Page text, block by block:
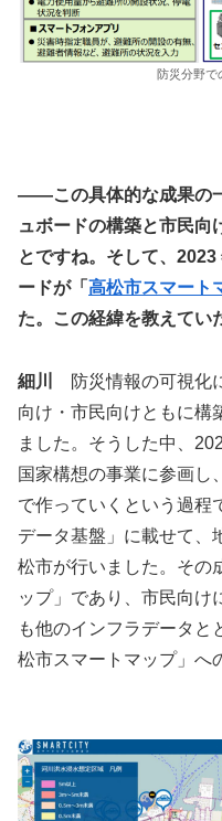
防災分野で
――この具体的な成果の
ュボードの構築と市民向
とですね。そして、
ードが「 高松市スマート
た。この経緯を教えてい
細川
防災情報の可視化
向け・市民向けともに構
ました。そうした中、
国家構想の事業に参画し
で作っていくという過程
データ基盤」に載せて、
松市が行いました。その
ップ」であり、市民向け
も他のインフラデータと
松市スマートマップ」へ